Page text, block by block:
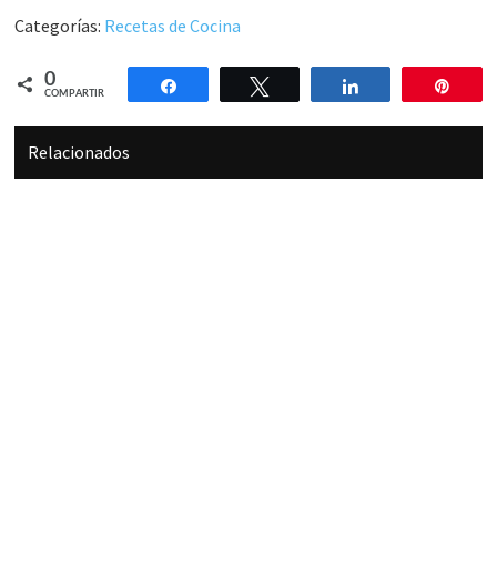
Categorías: Recetas de Cocina
0
COMPARTIR
Compartir Compartir
Relacionados